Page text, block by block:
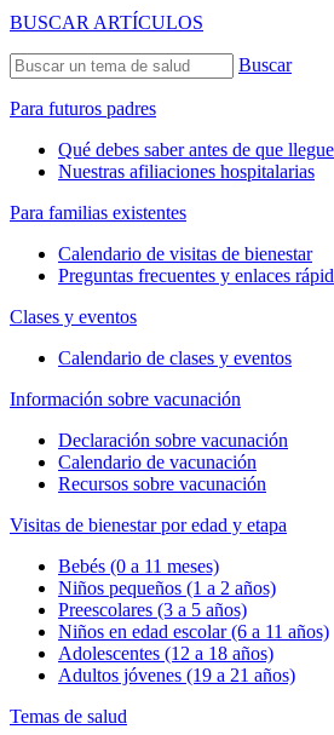
BUSCAR ARTÍCULOS
Buscar
Para futuros padres
Qué debes saber antes de que
Nuestras afiliaciones hospitalarias
Para familias existentes
Calendario de visitas de bienestar
Preguntas frecuentes y enlaces
Clases y eventos
Calendario de clases y eventos
Información sobre vacunación
Declaración sobre vacunación
Calendario de vacunación
Recursos sobre vacunación
Visitas de bienestar por edad y etapa
Bebés (0 a 11 meses)
Niños pequeños (1 a 2 años)
Preescolares (3 a 5 años)
Niños en edad escolar (6 a 11 años)
Adolescentes (12 a 18 años)
Adultos jóvenes (19 a 21 años)
Temas de salud